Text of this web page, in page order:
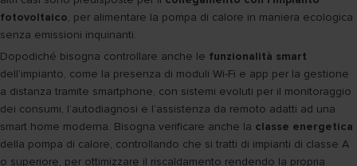
fotovoltaico, per alimentare la pompa di calore in maniera ecologica
senza emissioni inquinanti.
Dopodiché bisogna controllare anche le funzionalità smart
dell’impianto, come la presenza di moduli Wi-Fi e app per la gestione
a distanza tramite smartphone, con sistemi evoluti per il monitoraggio
dei consumi, l’autodiagnosi e l’assistenza da remoto adatti ad una
smart home moderna. Bisogna verificare anche la classe energetica
della pompa di calore, controllando che si tratti di impianti di classe A
o superiore, per ottimizzare il riscaldamento rendendo la propria